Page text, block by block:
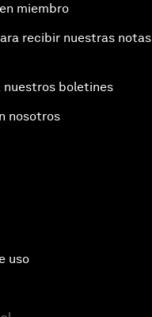
miembro
recibir nuestras notas
nuestros boletines
nosotros
uso